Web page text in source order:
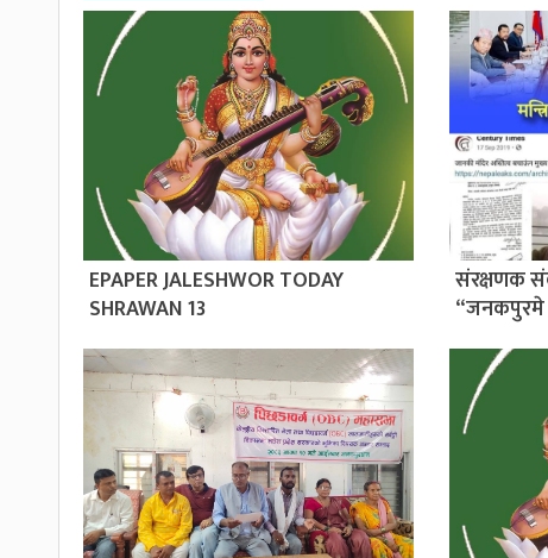
EPAPER JALESHWOR TODAY
SHRAWAN 13
संरक्षणक
“जनकपुरमे